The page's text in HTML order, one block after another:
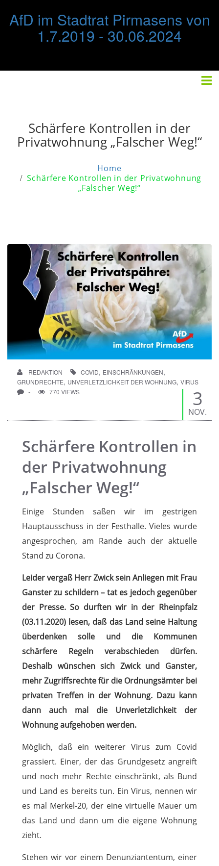
content
AfD im Stadtrat Pirmasens von
1.7.2019 - 30.06.2024
Schärfere Kontrollen in der
Privatwohnung „Falscher Weg!“
Home
Schärfere Kontrollen in der Privatwohnung
„Falscher Weg!“
REDAKTION COVID, EINSCHRÄNKUNGEN,
GRUNDRECHTE, UNVERLETZLICHKEIT DER WOHNUNG, VIRUS
-
770 VIEWS 3
NOV.
Schärfere Kontrollen in
der Privatwohnung
„Falscher Weg!“
Einige Stunden saßen wir im gestrigen
Hauptausschuss in der Festhalle. Vieles wurde
angesprochen, am Rande auch der aktuelle
Stand zu Corona.
Leider vergaß Herr Zwick sein Anliegen mit Frau
Ganster zu schildern – tat es jedoch gegenüber
der Presse. So durften wir in der Rheinpfalz
(03.11.2020) lesen, daß das Land seine Haltung
überdenken solle und die Kommunen
schärfere Regeln verabschieden dürfen.
Deshalb wünschen sich Zwick und Ganster,
mehr Zugriffsrechte für die Ordnungsämter bei
privaten Treffen in der Wohnung. Dazu kann
dann auch mal die Unverletzlichkeit der
Wohnung aufgehoben werden.
Möglich, daß ein weiterer Virus zum Covid
grassiert. Einer, der das Grundgesetz angreift
und noch mehr Rechte einschränkt, als Bund
und Land es bereits tun. Ein Virus, nennen wir
es mal Merkel-20, der eine virtuelle Mauer um
das Land und dann um die eigene Wohnung
zieht.
Stehen wir vor einem Denunziantentum, einer